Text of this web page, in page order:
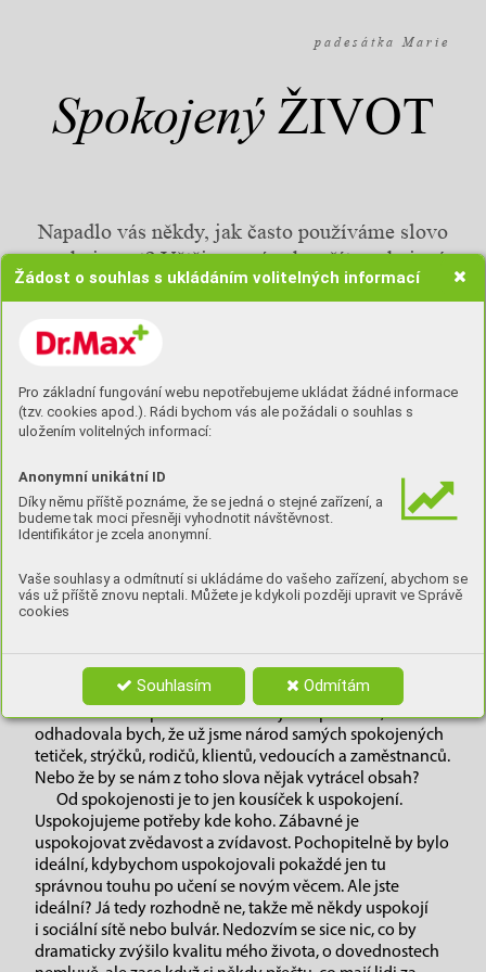
Žádost o souhlas s ukládáním volitelných informací
Pro základní fungování webu nepotřebujeme ukládat žádné informace
(tzv. cookies apod.). Rádi bychom vás ale požádali o souhlas s
uložením volitelných informací:
Anonymní unikátní ID
Díky němu příště poznáme, že se jedná o stejné zařízení, a
budeme tak moci přesněji vyhodnotit návštěvnost.
Identifikátor je zcela anonymní.
Vaše souhlasy a odmítnutí si ukládáme do vašeho zařízení, abychom se
vás už příště znovu neptali. Můžete je kdykoli později upravit ve Správě
cookies
Souhlasím Odmítám
p a d e s á t k a M a r i e
Spokojený ŽIVOT
Napadlo vás někdy, jak často používáme slovo
spokojenost? Většina z nás chce žít spokojený
život, často skrze spokojenou rodinu. Což je,
dřina. Záleží samozřejmě na tom, pro jak
zajišťovat.
TEXT: MARIE PETROVOVÁ
H vrcholek pyramidy. Předtím je potřeba, aby byli
spokojeni zákazníci, kolegové, zaměstnanci, šéf.
většinou nijak zvlášť nelpíme. Musejí být spokojeni s tím,
že dostali zaplaceno. Soudě podle toho, jak často se
s tímhle slovem potkávám ve veřejném prostoru,
odhadovala bych, že už jsme národ samých spokojených
tetiček, strýčků, rodičů, klientů, vedoucích a zaměstnanců.
Nebo že by se nám z toho slova nějak vytrácel obsah?
Od spokojenosti je to jen kousíček k uspokojení.
Uspokojujeme potřeby kde koho. Zábavné je
uspokojovat zvědavost a zvídavost. Pochopitelně by bylo
ideální, kdybychom uspokojovali pokaždé jen tu
správnou touhu po učení se novým věcem. Ale jste
ideální? Já tedy rozhodně ne, takže mě někdy uspokojí
i sociální sítě nebo bulvár. Nedozvím se sice nic, co by
dramaticky zvýšilo kvalitu mého života, o dovednostech